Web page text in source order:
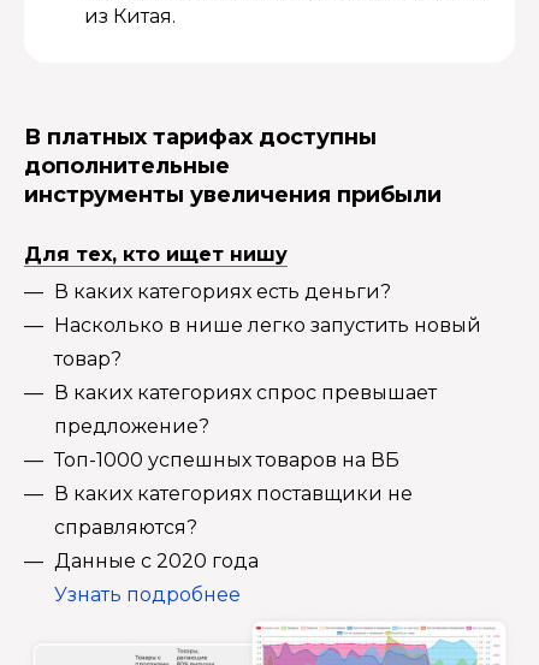
из Китая.
В платных тарифах доступны
дополнительные
инструменты увеличения прибыли
Для тех, кто ищет нишу
В каких категориях есть деньги?
Насколько в нише легко запустить новый
товар?
В каких категориях спрос превышает
предложение?
Топ-1000 успешных товаров на ВБ
В каких категориях поставщики не
справляются?
Данные с 2020 года
Узнать подробнее